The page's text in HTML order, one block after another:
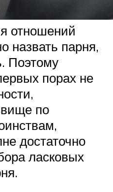
отношений
назвать парня,
Поэтому
порах не
по
достаточно
ласковых